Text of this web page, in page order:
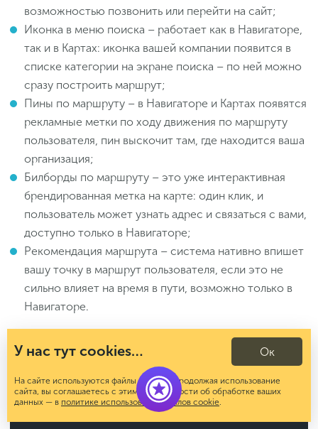
возможностью позвонить или перейти на сайт;
Иконка в меню поиска – работает как в Навигаторе,
так и в Картах: иконка вашей компании появится в
списке категории на экране поиска – по ней можно
сразу построить маршрут;
Пины по маршруту – в Навигаторе и Картах появятся
рекламные метки по ходу движения по маршруту
пользователя, пин выскочит там, где находится ваша
организация;
Билборды по маршруту – это уже интерактивная
брендированная метка на карте: один клик, и
пользователь может узнать адрес и связаться с вами,
доступно только в Навигаторе;
Рекомендация маршрута – система нативно впишет
вашу точку в маршрут пользователя, если это не
сильно влияет на время в пути, возможно только в
Навигаторе.
Как видите, здесь большое разнообразие
форматов – есть где поэкспериментировать и
развернуться.
У нас тут cookies…
На сайте используются файлы cookies. Продолжая использование
сайта, вы соглашаетесь с этим. Подробности об обработке ваших
данных — в политике использования файлов cookie.
Ок